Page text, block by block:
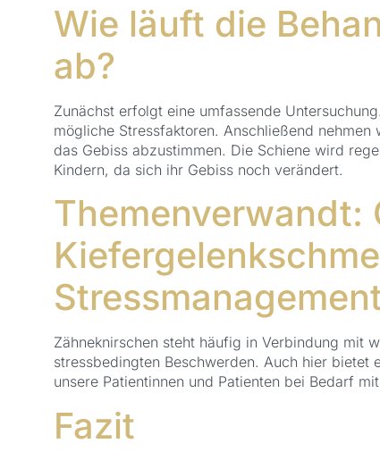
Wie läuft die
ab?
Zunächst erfolgt eine umfassende
mögliche Stressfaktoren. Anschließend
das Gebiss abzustimmen. Die Schiene wird
Kindern, da sich ihr Gebiss noch verändert.
Themenverwandt:
Zähneknirschen steht häufig in Verbindung mit
stressbedingten Beschwerden. Auch hier
unsere Patientinnen und Patienten bei Bedarf
Fazit